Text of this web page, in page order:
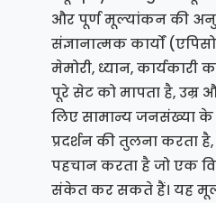
और पूर्ण मूल्यांकन की
संज्ञानात्मक कार्यों
मेमोरी, ध्यान, कार्यकारी
पूरे सेट को मापता है, उम्र
लिए सामान्य जनसंख्या
प्रदर्शन की तुलना करता
पहचान करता है जो एक
संकेत कर सकते हैं। यह